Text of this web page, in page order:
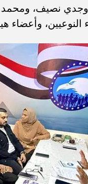
وجدي نصيف،
النوعيين،